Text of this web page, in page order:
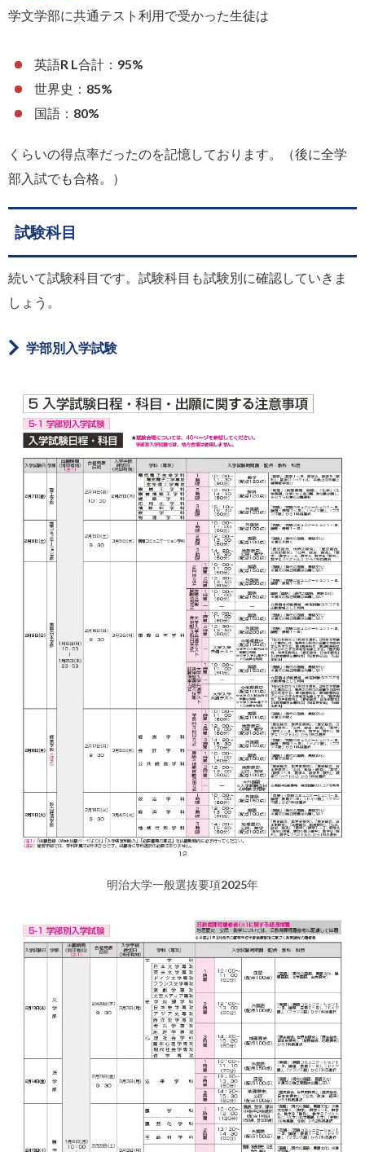
学文学部に共通テスト利用で受かった生徒は
英語R L合計：95%
世界史：85%
国語：80%
くらいの得点率だったのを記憶しております。（後に全学
部入試でも合格。）
試験科目
続いて試験科目です。試験科目も試験別に確認していきま
しょう。
学部別入学試験
明治大学一般選抜要項2025年